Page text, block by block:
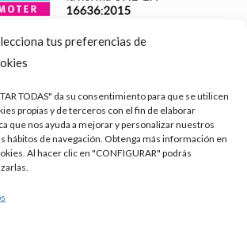
tus preferencias de
TODAS" da su consentimiento para que se utilicen
propias y de terceros con el fin de elaborar
que nos ayuda a mejorar y personalizar nuestros
hábitos de navegación. Obtenga más información en
Al hacer clic en "CONFIGURAR" podrás